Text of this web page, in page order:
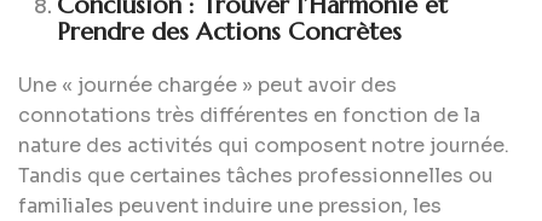
Prendre des Actions Concrètes
Une « journée chargée » peut avoir des
connotations très différentes en fonction de la
nature des activités qui composent notre journée.
Tandis que certaines tâches professionnelles ou
familiales peuvent induire une pression, les